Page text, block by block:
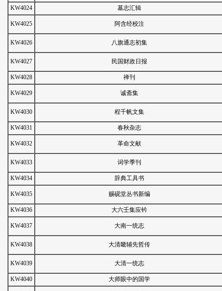
KW4024 墓志汇辑
KW4025 阿含经校注
KW4026 八旗通志初集
KW4027 民国财政日报
KW4028 禅刊
KW4029 诚斋集
KW4030 程千帆文集
KW4031 春秋杂志
KW4032 革命文献
KW4033 词学季刊
KW4034 辞典工具书
KW4035 赐砚堂丛书新编
KW4036 大六壬集应钤
KW4037 大南一统志
KW4038 大清畿辅先哲传
KW4039 大清一统志
KW4040 大师眼中的国学